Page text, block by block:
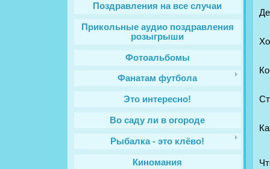
Поздравления на все случаи
Прикольные аудио поздравления
розыгрыши
Фотоальбомы
Фанатам футбола
Это интересно!
Во саду ли в огороде
Рыбалка - это клёво!
Киномания